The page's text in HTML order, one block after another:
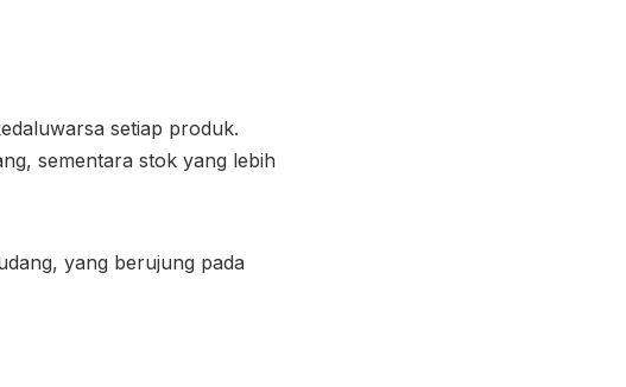
setiap produk.
sementara stok yang lebih
yang berujung pada